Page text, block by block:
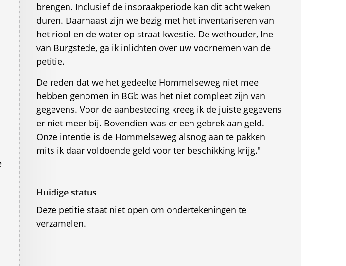
brengen. Inclusief de inspraakperiode kan dit acht weken
duren. Daarnaast zijn we bezig met het inventariseren van
het riool en de water op straat kwestie. De wethouder, Ine
van Burgstede, ga ik inlichten over uw voornemen van de
petitie.
De reden dat we het gedeelte Hommelseweg niet mee
hebben genomen in BGb was het niet compleet zijn van
gegevens. Voor de aanbesteding kreeg ik de juiste gegevens
er niet meer bij. Bovendien was er een gebrek aan geld.
Onze intentie is de Hommelseweg alsnog aan te pakken
mits ik daar voldoende geld voor ter beschikking krijg."
Huidige status
Deze petitie staat niet open om ondertekeningen te
verzamelen.